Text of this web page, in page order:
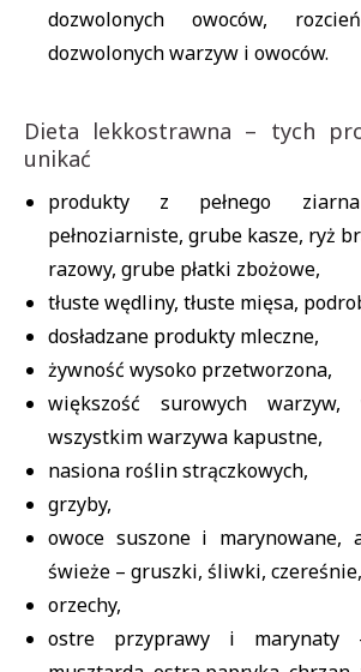
dozwolonych owoców,
dozwolonych warzyw i owoców.
Dieta lekkostrawna – tych
unikać
produkty z pełnego
pełnoziarniste, grube kasze, ryż
razowy, grube płatki zbożowe,
tłuste wędliny, tłuste mięsa,
dosładzane produkty mleczne,
żywność wysoko przetworzona,
większość surowych
wszystkim warzywa kapustne,
nasiona roślin strączkowych,
grzyby,
owoce suszone i marynowane,
świeże – gruszki, śliwki,
orzechy,
ostre przyprawy i marynaty